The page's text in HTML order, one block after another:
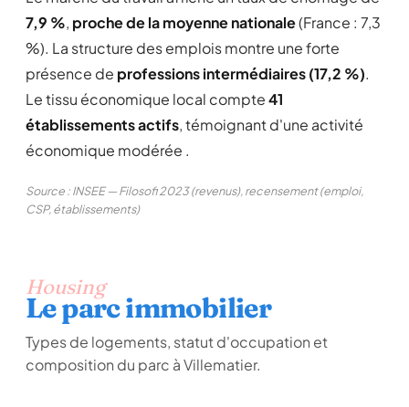
7,9 %, proche de la moyenne nationale(France : 7,3
%). La structure des emplois montre une forte
présence de professions intermédiaires (17,2 %).
Le tissu économique local compte41
établissements actifs, témoignant d'une activité
économique modérée .
Source : INSEE — Filosofi 2023 (revenus), recensement (emploi,
CSP, établissements)
Housing
Le parc immobilier
Types de logements, statut d'occupation et
composition du parc à Villematier.